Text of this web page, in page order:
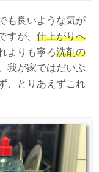
も良いような気が
すが、 仕上がりへ
よりも寧ろ洗剤の
我が家ではだいぶ
、とりあえずこれ